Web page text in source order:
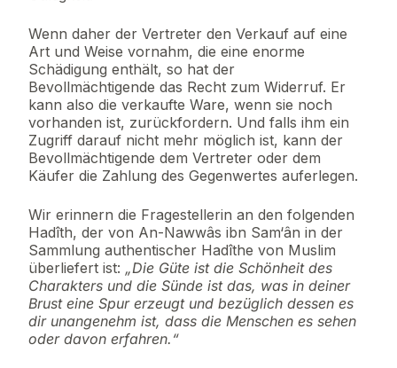
Wenn daher der Vertreter den Verkauf auf eine
Art und Weise vornahm, die eine enorme
Schädigung enthält, so hat der
Bevollmächtigende das Recht zum Widerruf. Er
kann also die verkaufte Ware, wenn sie noch
vorhanden ist, zurückfordern. Und falls ihm ein
Zugriff darauf nicht mehr möglich ist, kann der
Bevollmächtigende dem Vertreter oder dem
Käufer die Zahlung des Gegenwertes auferlegen.
Wir erinnern die Fragestellerin an den folgenden
Hadîth, der von An-Nawwâs ibn Sam‘ân in der
Sammlung authentischer Hadîthe von Muslim
überliefert ist: „Die Güte ist die Schönheit des
Charakters und die Sünde ist das, was in deiner
Brust eine Spur erzeugt und bezüglich dessen es
dir unangenehm ist, dass die Menschen es sehen
oder davon erfahren.“